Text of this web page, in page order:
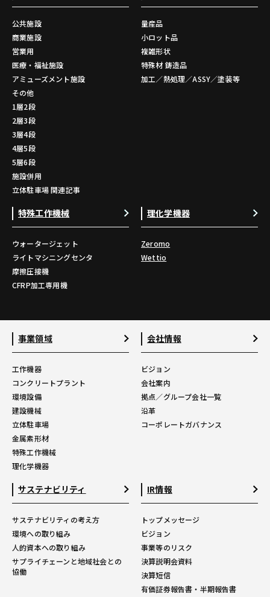
公共施設
商業施設
営業用
医療・福祉施設
アミューズメント施設
その他
1層2段
2層3段
3層4段
4層5段
5層6段
施設併用
立体駐車場 関連記事
量産品
小ロット品
複雑形状
特殊材 鋳造品
加工／熱処理／ASSY／塗装等
特殊工作機械
ウォータージェット
ライトマシニングセンタ
摩擦圧接機
CFRP加工専用機
理化学機器
Zeromo
Wettio
事業領域
工作機器
コンクリートプラント
環境設備
建設機械
立体駐車場
金属素形材
特殊工作機械
理化学機器
会社情報
ビジョン
会社案内
拠点／グループ会社一覧
沿革
コーポレートガバナンス
サステナビリティ
サステナビリティの考え方
環境への取り組み
人的資本への取り組み
サプライチェーンと地域社会との
協働
IR情報
トップメッセージ
ビジョン
事業等のリスク
決算説明会資料
決算短信
有価証券報告書・半期報告書